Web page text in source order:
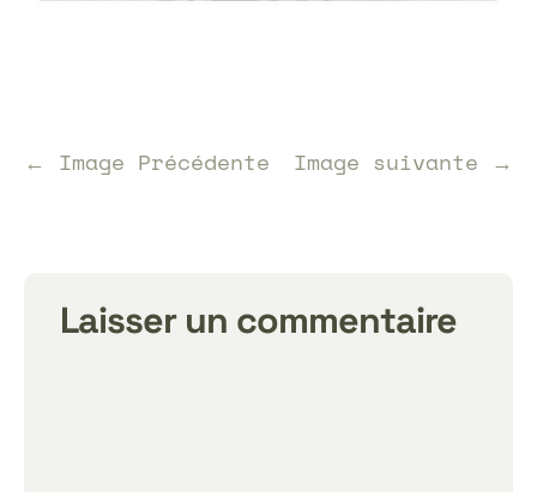
← Image Précédente Image suivante →
Laisser un commentaire